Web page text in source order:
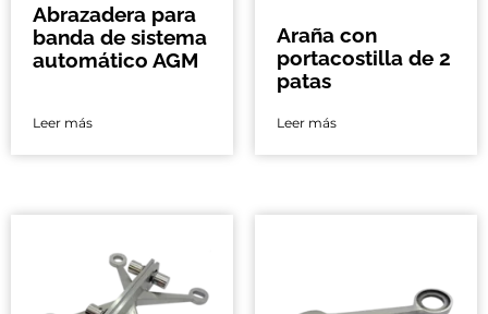
Abrazadera para
banda de sistema
automático AGM
Leer más
Araña con
portacostilla de 2
patas
Leer más